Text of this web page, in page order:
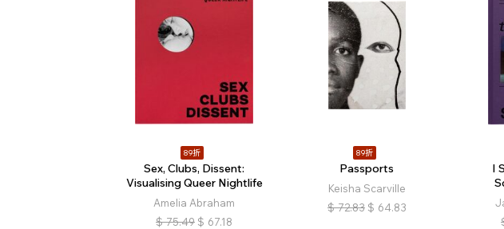
89折
Sex, Clubs, Dissent:
Visualising Queer Nightlife
Amelia Abraham
$ 75.49 $ 67.18
89折
Passports
Keisha Scarville
$ 72.83 $ 64.83
I